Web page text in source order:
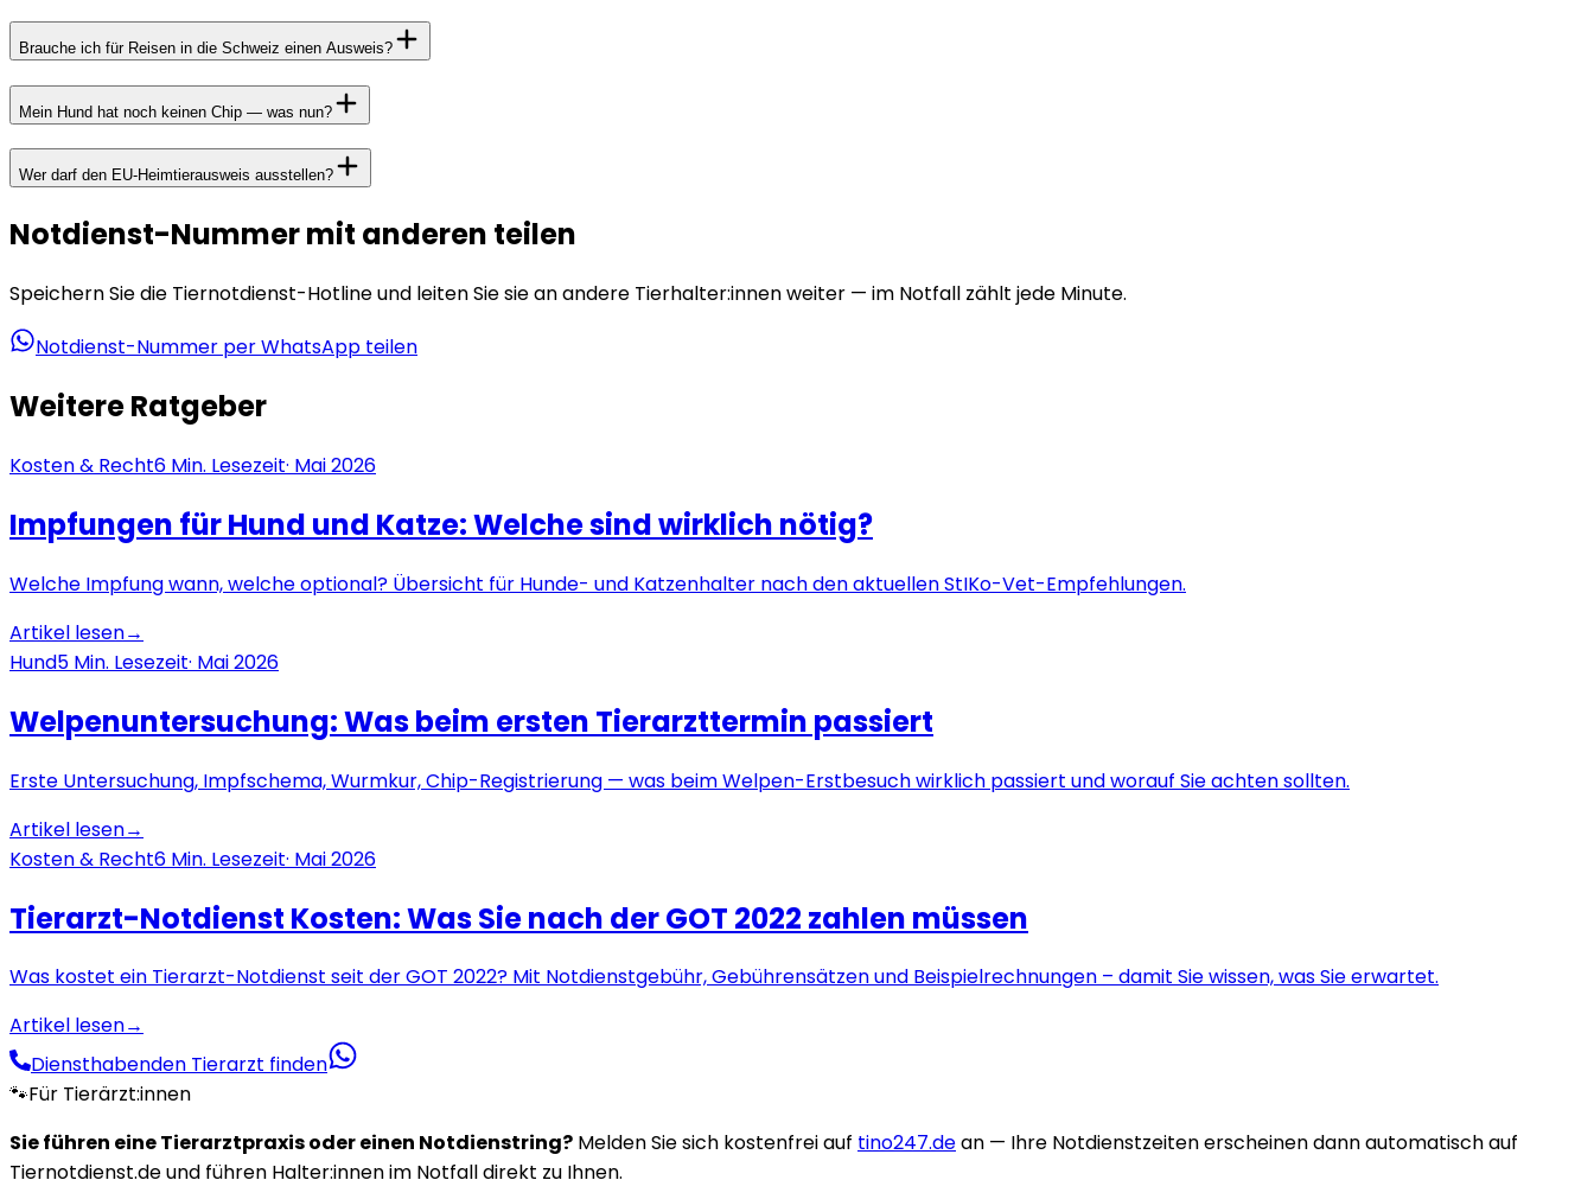
Brauche ich für Reisen in die Schweiz einen Ausweis?
Mein Hund hat noch keinen Chip — was nun?
Wer darf den EU-Heimtierausweis ausstellen?
Notdienst-Nummer mit anderen teilen
Speichern Sie die Tiernotdienst-Hotline und leiten Sie sie an andere Tierhalter:innen weiter — im Notfall zählt jede Minute.
Notdienst-Nummer per WhatsApp teilen
Weitere Ratgeber
Kosten & Recht6 Min. Lesezeit· Mai 2026
Impfungen für Hund und Katze: Welche sind wirklich nötig?
Welche Impfung wann, welche optional? Übersicht für Hunde- und Katzenhalter nach den aktuellen StIKo-Vet-Empfehlungen.
Artikel lesen→
Hund5 Min. Lesezeit· Mai 2026
Welpenuntersuchung: Was beim ersten Tierarzttermin passiert
Erste Untersuchung, Impfschema, Wurmkur, Chip-Registrierung — was beim Welpen-Erstbesuch wirklich passiert und worauf Sie achten sollten.
Artikel lesen→
Kosten & Recht6 Min. Lesezeit· Mai 2026
Tierarzt-Notdienst Kosten: Was Sie nach der GOT 2022 zahlen müssen
Was kostet ein Tierarzt-Notdienst seit der GOT 2022? Mit Notdienstgebühr, Gebührensätzen und Beispielrechnungen – damit Sie wissen, was Sie erwartet.
Artikel lesen→
Diensthabenden Tierarzt finden
🐾Für Tierärzt:innen
Sie führen eine Tierarztpraxis oder einen Notdienstring? Melden Sie sich kostenfrei auf tino247.dean — Ihre Notdienstzeiten erscheinen dann automatisch auf
Tiernotdienst.de und führen Halter:innen im Notfall direkt zu Ihnen.